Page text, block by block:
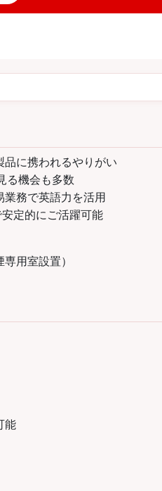
品に携われるやりがい
る機会も多数
業務で英語力を活用
安定的にご活躍可能
用室設置）
能